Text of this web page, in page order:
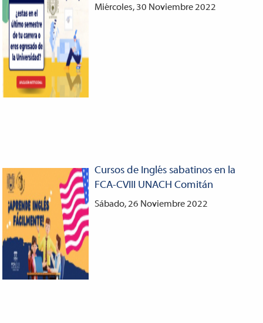
Miércoles, 30 Noviembre 2022
Cursos de Inglés sabatinos en la
FCA-CVIII UNACH Comitán
Sábado, 26 Noviembre 2022